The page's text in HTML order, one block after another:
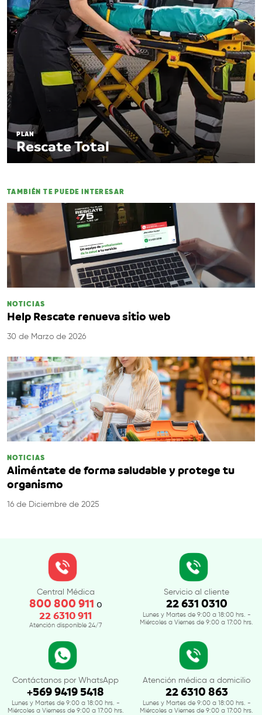
PLAN
Rescate Total
TAMBIÉN TE PUEDE INTERESAR
NOTICIAS
Help Rescate renueva sitio web
30 de Marzo de 2026
NOTICIAS
Aliméntate de forma saludable y protege tu
organismo
16 de Diciembre de 2025
Central Médica
800 800 911 o
22 6310 911
Atención disponible 24/7
Servicio al cliente
22 631 0310
Lunes y Martes de 9:00 a 18:00 hrs. -
Miércoles a Viernes de 9:00 a 17:00 hrs.
Contáctanos por WhatsApp
+569 9419 5418
Lunes y Martes de 9:00 a 18:00 hrs. -
Miércoles a Vierness de 9:00 a 17:00 hrs.
Atención médica a domicilio
22 6310 863
Lunes y Martes de 9:00 a 18:00 hrs. -
Miércoles a Viernes de 9:00 a 17:00 hrs.